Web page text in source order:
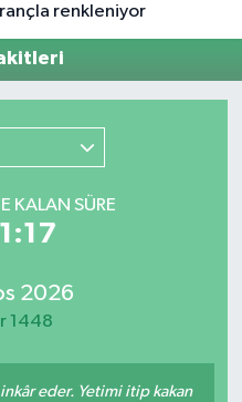
renkleniyor
KALAN SÜRE
2026
1448
eder. Yetimi itip kakan